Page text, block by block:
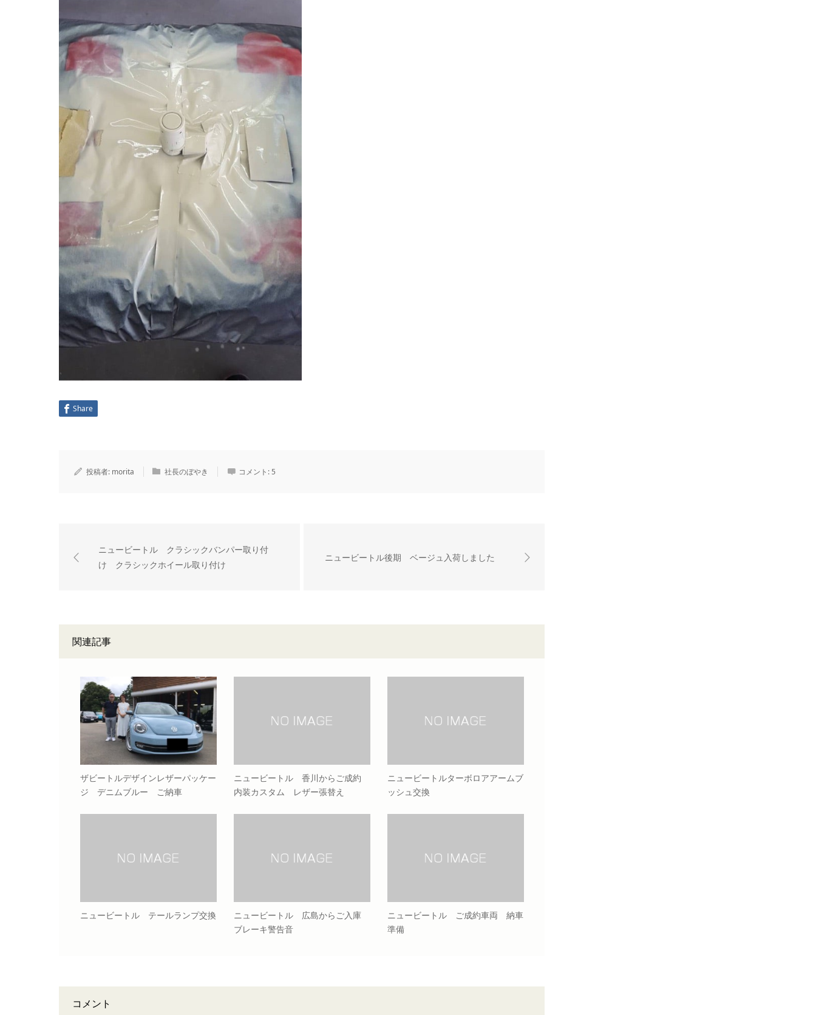
Share
投稿者: morita 社長のぼやき コメント: 5
ニュービートル クラシックバンパー取り付
け クラシックホイール取り付け
ニュービートル後期 ベージュ入荷しました
関連記事
ザビートルデザインレザーパッケー
ジ デニムブルー ご納車
ニュービートル 香川からご成約
内装カスタム レザー張替え
ニュービートルターボロアアームブ
ッシュ交換
ニュービートル テールランプ交換
ニュービートル 広島からご入庫
ブレーキ警告音
ニュービートル ご成約車両 納車
準備
コメント